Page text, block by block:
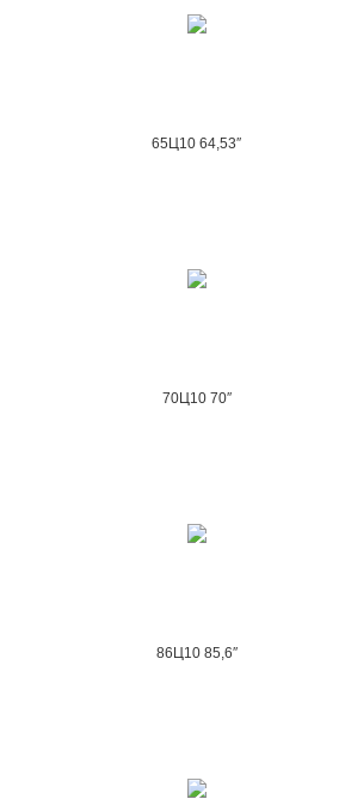
65Ц10 64,53″
70Ц10 70″
86Ц10 85,6″